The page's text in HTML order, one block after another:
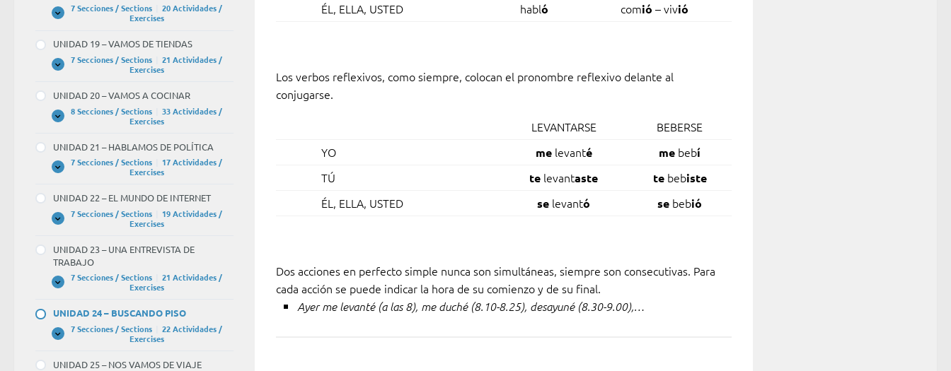
ÉL, ELLA, USTED habló comió – vivió
Los verbos reflexivos, como siempre, colocan el pronombre reflexivo delante al
conjugarse.
LEVANTARSE
BEBERSE
YO
me levanté me bebí
TÚ te levantaste tebebiste
ÉL, ELLA, USTED se levantó se bebió
Dos acciones en perfecto simple nunca son simultáneas, siempre son consecutivas. Para
cada acción se puede indicar la hora de su comienzo y de su final.
Ayer me levanté (a las 8), me duché (8.10-8.25), desayuné (8.30-9.00),…
ANÍMICOS
Expandir
UNIDAD
PARTES
DEL
CUERPO
EL
7 Secciones / Sections
20 Actividades /
Exercises
UNIDAD 19 – VAMOS DE TIENDAS
Expandir
UNIDAD
VAMOS
DE
TIENDAS
7 Secciones / Sections
21 Actividades /
Exercises
UNIDAD 20 – VAMOS A COCINAR
Expandir
UNIDAD
VAMOS
A
COCINAR
8 Secciones / Sections
33 Actividades /
Exercises
UNIDAD 21 – HABLAMOS DE POLÍTICA
Expandir
UNIDAD
HABLAMOS
DE
POLÍTICA
7 Secciones / Sections
17 Actividades /
Exercises
UNIDAD 22 – EL MUNDO DE INTERNET
Expandir
UNIDAD
EL
MUNDO
INTERNET
7 Secciones / Sections
19 Actividades /
Exercises
UNIDAD 23 – UNA ENTREVISTA DE
TRABAJO
Expandir
UNIDAD
UNA
ENTREVISTA
DE
7 Secciones / Sections
21 Actividades /
Exercises
UNIDAD 24 – BUSCANDO PISO
Expandir
UNIDAD
BUSCANDO
7 Secciones / Sections
22 Actividades /
Exercises
UNIDAD 25 – NOS VAMOS DE VIAJE